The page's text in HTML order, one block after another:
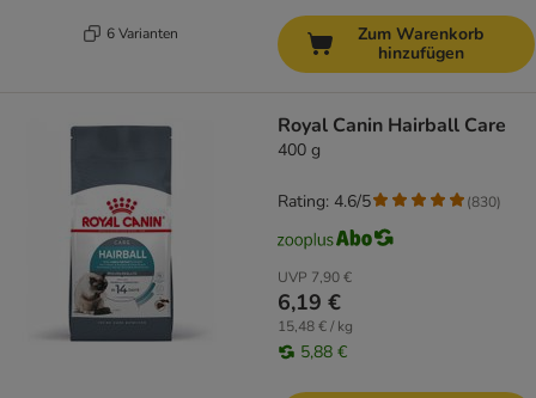
6 Varianten
Zum Warenkorb
hinzufügen
Royal Canin Hairball Care
400 g
UVP 7,90 €
6,19 €
15,48 € / kg
5,88 €
Rating: 4.6/5 (830)